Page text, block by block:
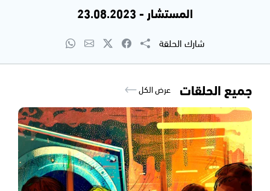
المستشار - 23.08.2023
شارك الحلقة
جميع الحلقات عرض الكل